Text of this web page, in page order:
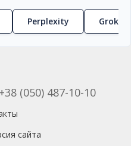
Perplexity Grok
+38 (050) 487-10-10
сайта